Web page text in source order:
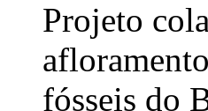
Projeto
fósseis do